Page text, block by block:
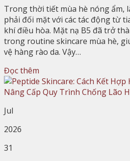
Trong thời tiết mùa hè nóng ẩm,
phải đối mặt với các tác động từ
khí điều hòa. Mặt nạ B5 đã trở
trong routine skincare mùa hè,
vệ hàng rào da. Vậy…
Đọc thêm
Jul
2026
31